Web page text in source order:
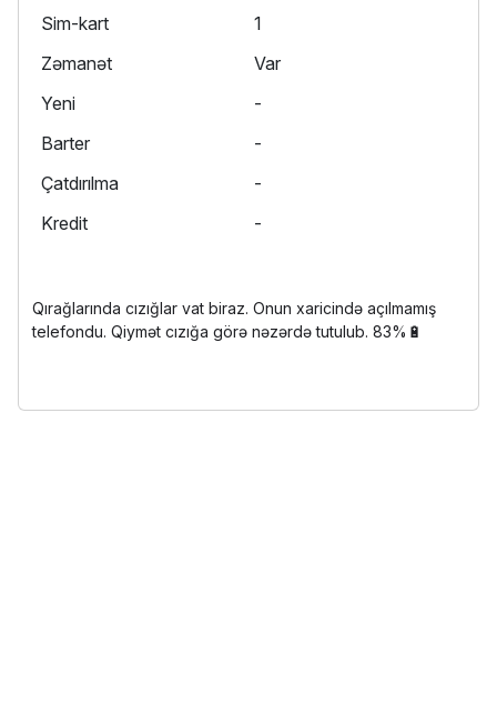
Sim-kart
1
Zəmanət
Var
Yeni
-
Barter
-
Çatdırılma
-
Kredit
-
Qırağlarında cızığlar vat biraz. Onun xaricində açılmamış
telefondu. Qiymət cızığa görə nəzərdə tutulub. 83%🔋